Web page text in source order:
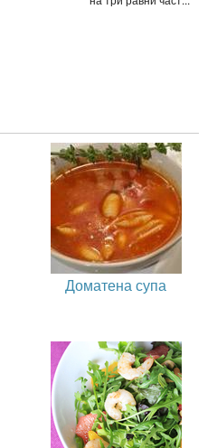
Доматена супа